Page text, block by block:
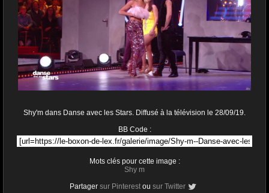
Shy'm dans Danse avec les Stars. Diffusé à la télévision le 28/09/19.
BB Code :
Mots clés pour cette image :
Shy m
Partager sur Pinterest ou sur Twitter